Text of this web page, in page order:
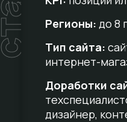
Регионы: до 8
Тип сайта:
интернет-
Доработки
дизайнер,